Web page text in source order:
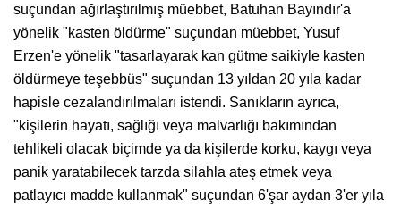
suçundan ağırlaştırılmış müebbet, Batuhan Bayındır'a
yönelik "kasten öldürme" suçundan müebbet, Yusuf
Erzen'e yönelik "tasarlayarak kan gütme saikiyle kasten
öldürmeye teşebbüs" suçundan 13 yıldan 20 yıla kadar
hapisle cezalandırılmaları istendi. Sanıkların ayrıca,
"kişilerin hayatı, sağlığı veya malvarlığı bakımından
tehlikeli olacak biçimde ya da kişilerde korku, kaygı veya
panik yaratabilecek tarzda silahla ateş etmek veya
patlayıcı madde kullanmak" suçundan 6'şar aydan 3'er yıla